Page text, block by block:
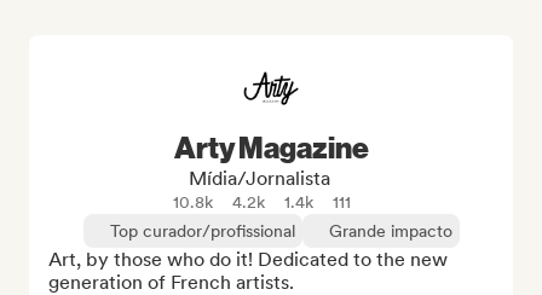
Arty Magazine
Mídia/Jornalista
10.8k 4.2k 1.4k
111
Top curador/profissional
Grande impacto
Art, by those who do it! Dedicated to the new
generation of French artists.